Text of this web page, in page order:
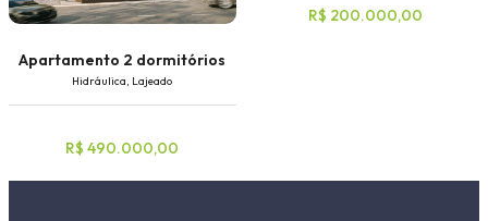
Apartamento 2 dormitórios
Hidráulica, Lajeado
R$ 490.000,00
R$ 200.000,00